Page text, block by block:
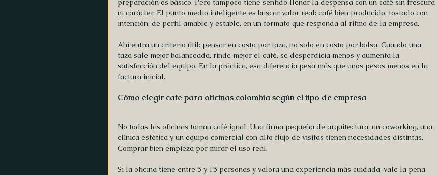
preparación es básico. Pero tampoco tiene sentido llenar la despensa con un café sin frescura
ni carácter. El punto medio inteligente es buscar valor real: café bien producido, tostado con
intención, de perfil amable y estable, en un formato que responda al ritmo de la empresa.
Ahí entra un criterio útil: pensar en costo por taza, no solo en costo por bolsa. Cuando una
taza sale mejor balanceada, rinde mejor el café, se desperdicia menos y aumenta la
satisfacción del equipo. En la práctica, esa diferencia pesa más que unos pesos menos en la
factura inicial.
Cómo elegir cafe para oficinas colombia según el tipo de empresa
No todas las oficinas toman café igual. Una firma pequeña de arquitectura, un coworking, una
clínica estética y un equipo comercial con alto flujo de visitas tienen necesidades distintas.
Comprar bien empieza por mirar el uso real.
Si la oficina tiene entre 5 y 15 personas y valora una experiencia más cuidada, vale la pena